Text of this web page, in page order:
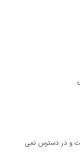
و در دسترس نمی